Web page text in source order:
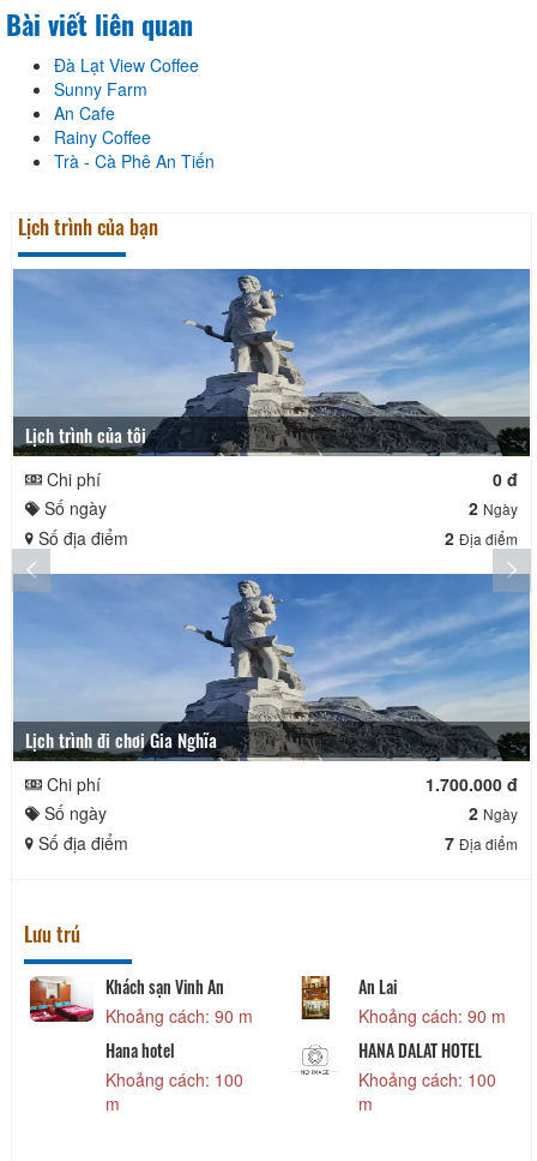
Bài viết liên quan
Đà Lạt View Coffee
Sunny Farm
An Cafe
Rainy Coffee
Trà - Cà Phê An Tiến
Lịch trình của bạn
Lịch trình của tôi
Chi phí
0 đ
Số ngày
2 Ngày
Số địa điểm 2 Địa điểm
Lịch trình đi chơi Gia Nghĩa
Chi phí
1.700.000 đ
Số ngày
2 Ngày
Số địa điểm 7 Địa điểm
Lưu trú
Khách sạn Vinh An
Khoảng cách: 90 m
An Lai
Khoảng cách: 90 m
Hana hotel
Khoảng cách: 100
m
HANA DALAT HOTEL
Khoảng cách: 100
m